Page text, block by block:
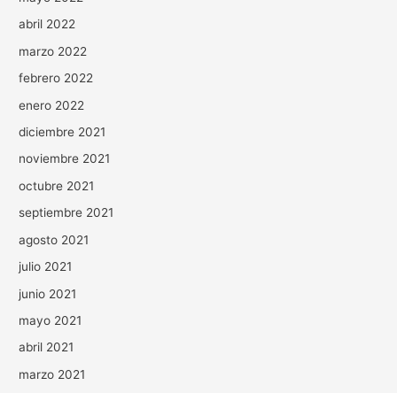
abril 2022
marzo 2022
febrero 2022
enero 2022
diciembre 2021
noviembre 2021
octubre 2021
septiembre 2021
agosto 2021
julio 2021
junio 2021
mayo 2021
abril 2021
marzo 2021